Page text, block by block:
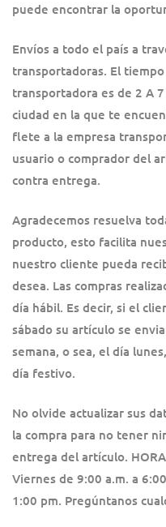
puede encontrar la
Envíos a todo el país a
transportadoras. El
transportadora es de 2 A
ciudad en la que te
flete a la empresa
usuario o comprador del
contra entrega.
Agradecemos resuelva
producto, esto facilita
nuestro cliente pueda
desea. Las compras
día hábil. Es decir, si el
sábado su artículo se
semana, o sea, el día
día festivo.
No olvide actualizar sus
la compra para no tener
entrega del artículo.
Viernes de 9:00 a.m. a
1:00 pm. Pregúntanos